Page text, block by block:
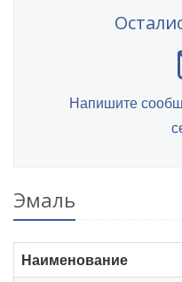
Напишите
Эмаль
Наименование